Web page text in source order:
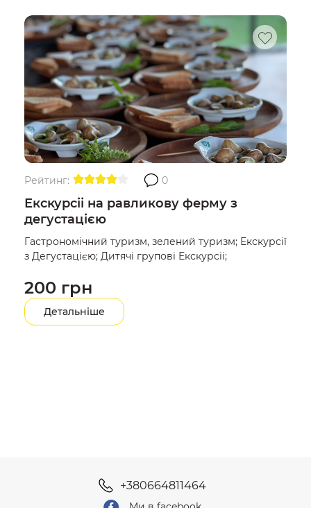
Рейтинг: 0
Екскурсіі на равликову ферму з
дегустацією
Гастрономічний туризм, зелений туризм; Екскурсії
з Дегустацією; Дитячі групові Екскурсіі;
200 грн
Детальніше
+380664811464